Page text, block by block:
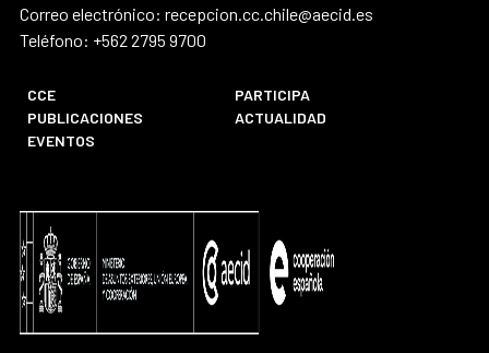
Correo electrónico: recepcion.cc.chile@aecid.es
Teléfono: +562 2795 9700
CCE
PARTICIPA
PUBLICACIONES
ACTUALIDAD
EVENTOS